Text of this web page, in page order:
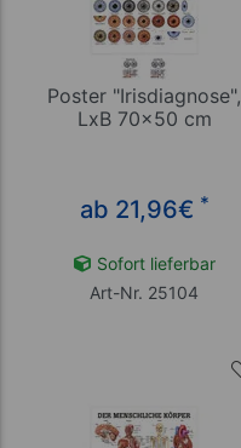
Poster "Irisdiagnose",
LxB 70x50 cm
ab 21,96€ *
Sofort lieferbar
Art-Nr. 25104